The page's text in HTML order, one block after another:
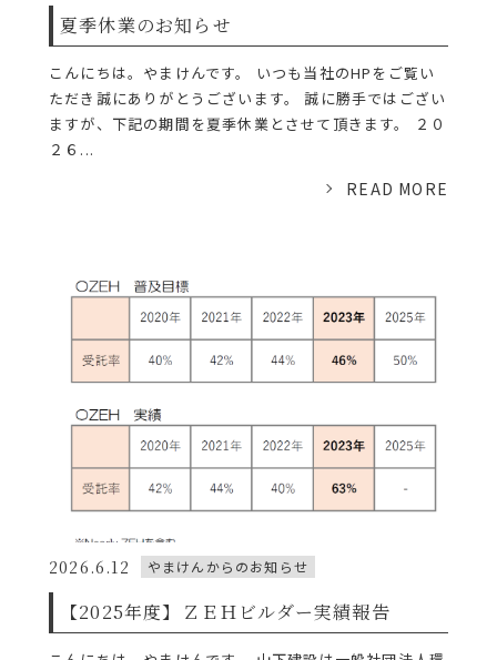
夏季休業のお知らせ
こんにちは。やまけんです。 いつも当社のHPをご覧い
ただき誠にありがとうございます。 誠に勝手ではござい
ますが、下記の期間を夏季休業とさせて頂きます。 ２０
２６...
READ MORE
2026.6.12 やまけんからのお知らせ
【2025年度】ＺＥＨビルダー実績報告